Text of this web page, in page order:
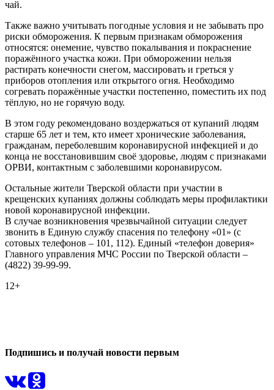
чай.
Также важно учитывать погодные условия и не забывать про
риски обморожения. К первым признакам обморожения
относятся: онемение, чувство покалывания и покраснение
поражённого участка кожи. При обморожении нельзя
растирать конечности снегом, массировать и греться у
приборов отопления или открытого огня. Необходимо
согревать поражённые участки постепенно, поместить их под
тёплую, но не горячую воду.
В этом году рекомендовано воздержаться от купаний людям
старше 65 лет и тем, кто имеет хронические заболевания,
гражданам, переболевшим коронавирусной инфекцией и до
конца не восстановившим своё здоровье, людям с признаками
ОРВИ, контактным с заболевшими коронавирусом.
Остальные жители Тверской области при участии в
крещенских купаниях должны соблюдать меры профилактики
новой коронавирусной инфекции.
В случае возникновения чрезвычайной ситуации следует
звонить в Единую службу спасения по телефону «01» (с
сотовых телефонов – 101, 112). Единый «телефон доверия»
Главного управления МЧС России по Тверской области –
(4822) 39-99-99.
12+
Подпишись и получай новости первым